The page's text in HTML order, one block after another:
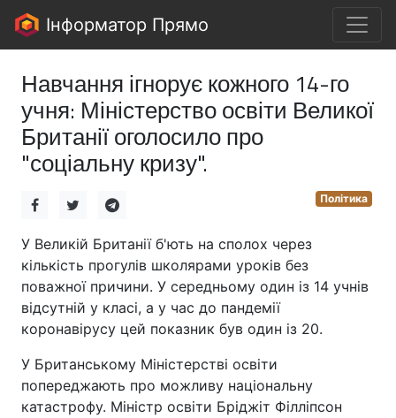
Інформатор Прямо
Навчання ігнорує кожного 14-го
учня: Міністерство освіти Великої
Британії оголосило про
"соціальну кризу".
Політика
У Великій Британії б'ють на сполох через
кількість прогулів школярами уроків без
поважної причини. У середньому один із 14 учнів
відсутній у класі, а у час до пандемії
коронавірусу цей показник був один із 20.
У Британському Міністерстві освіти
попереджають про можливу національну
катастрофу. Міністр освіти Бріджіт Філліпсон